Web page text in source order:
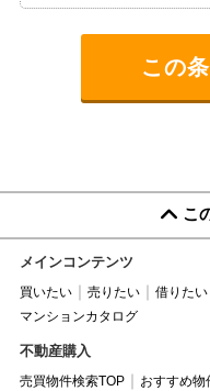
こ
メインコンテンツ
買いたい 売りたい 借りたい
マンションカタログ
不動産購入
売買物件検索TOP おすすめ物